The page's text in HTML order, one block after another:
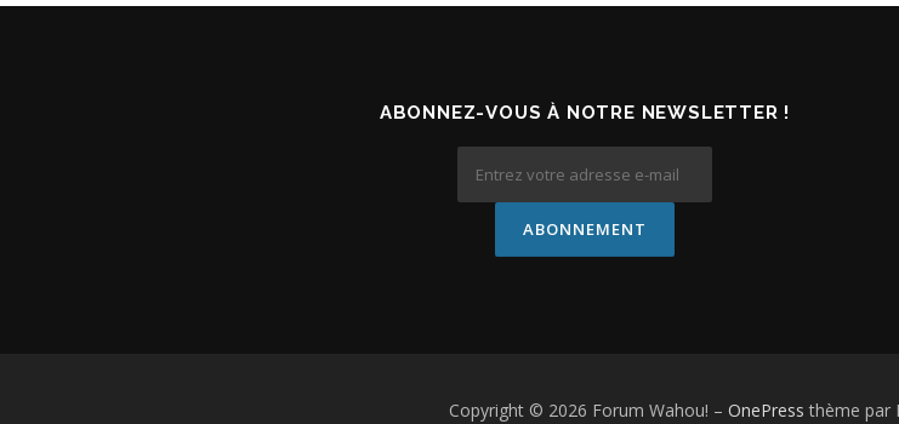
ABONNEZ-VOUS À NOTRE NEWSLETTER !
Copyright © 2026 Forum Wahou! – OnePress thème par